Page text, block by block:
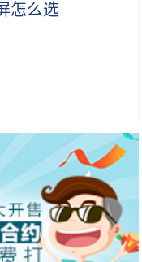
怎么选